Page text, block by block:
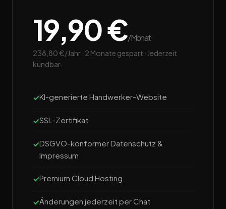
19,90 €/Monat
238,80 €/Jahr · 2 Monate gespart · Jederzeit
kündbar.
KI-generierte Handwerker-Website
SSL-Zertifikat
DSGVO-konformer Datenschutz &
Impressum
Premium Cloud Hosting
Änderungen jederzeit per Chat